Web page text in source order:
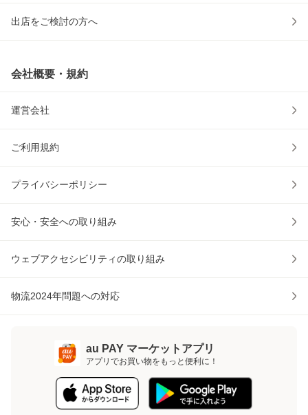
出店をご検討の方へ
会社概要・規約
運営会社
ご利用規約
プライバシーポリシー
安心・安全への取り組み
ウェブアクセシビリティの取り組み
物流2024年問題への対応
au PAY マーケットアプリ
アプリでお買い物をもっと便利に！